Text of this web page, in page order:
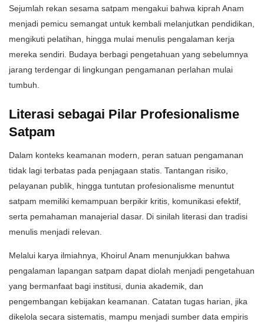
Sejumlah rekan sesama satpam mengakui bahwa kiprah Anam
menjadi pemicu semangat untuk kembali melanjutkan pendidikan,
mengikuti pelatihan, hingga mulai menulis pengalaman kerja
mereka sendiri. Budaya berbagi pengetahuan yang sebelumnya
jarang terdengar di lingkungan pengamanan perlahan mulai
tumbuh.
Literasi sebagai Pilar Profesionalisme
Satpam
Dalam konteks keamanan modern, peran satuan pengamanan
tidak lagi terbatas pada penjagaan statis. Tantangan risiko,
pelayanan publik, hingga tuntutan profesionalisme menuntut
satpam memiliki kemampuan berpikir kritis, komunikasi efektif,
serta pemahaman manajerial dasar. Di sinilah literasi dan tradisi
menulis menjadi relevan.
Melalui karya ilmiahnya, Khoirul Anam menunjukkan bahwa
pengalaman lapangan satpam dapat diolah menjadi pengetahuan
yang bermanfaat bagi institusi, dunia akademik, dan
pengembangan kebijakan keamanan. Catatan tugas harian, jika
dikelola secara sistematis, mampu menjadi sumber data empiris